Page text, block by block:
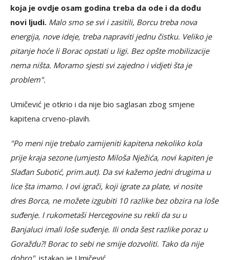
koja je ovdje osam godina treba da ode i da dođu
novi ljudi. Malo smo se svi i zasitili, Borcu treba nova
energija, nove ideje, treba napraviti jednu čistku. Veliko je
pitanje hoće li Borac opstati u ligi. Bez opšte mobilizacije
nema ništa. Moramo sjesti svi zajedno i vidjeti šta je
problem".
Umičević je otkrio i da nije bio saglasan zbog smjene
kapitena crveno-plavih.
"Po meni nije trebalo zamijeniti kapitena nekoliko kola
prije kraja sezone (umjesto Miloša Nježića, novi kapiten je
Slađan Subotić, prim.aut). Da svi kažemo jedni drugima u
lice šta imamo. I ovi igrači, koji igrate za plate, vi nosite
dres Borca, ne možete izgubiti 10 razlike bez obzira na loše
suđenje. I rukometaši Hercegovine su rekli da su u
Banjaluci imali loše suđenje. Ili onda šest razlike poraz u
Goraždu?! Borac to sebi ne smije dozvoliti. Tako da nije
dobro", istakao je Umičević.